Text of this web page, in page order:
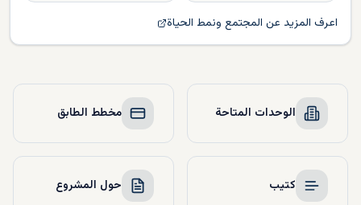
اعرف المزيد عن المجتمع ونمط الحياة
الوحدات المتاحة مخطط الطابق
كتيب حول المشروع